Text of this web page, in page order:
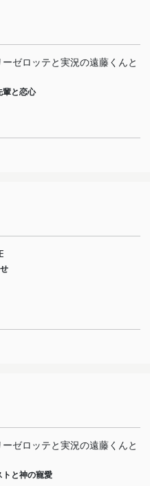
ゼロッテと実況の遠藤くんと
輩と恋心
ゼロッテと実況の遠藤くんと
トと神の寵愛